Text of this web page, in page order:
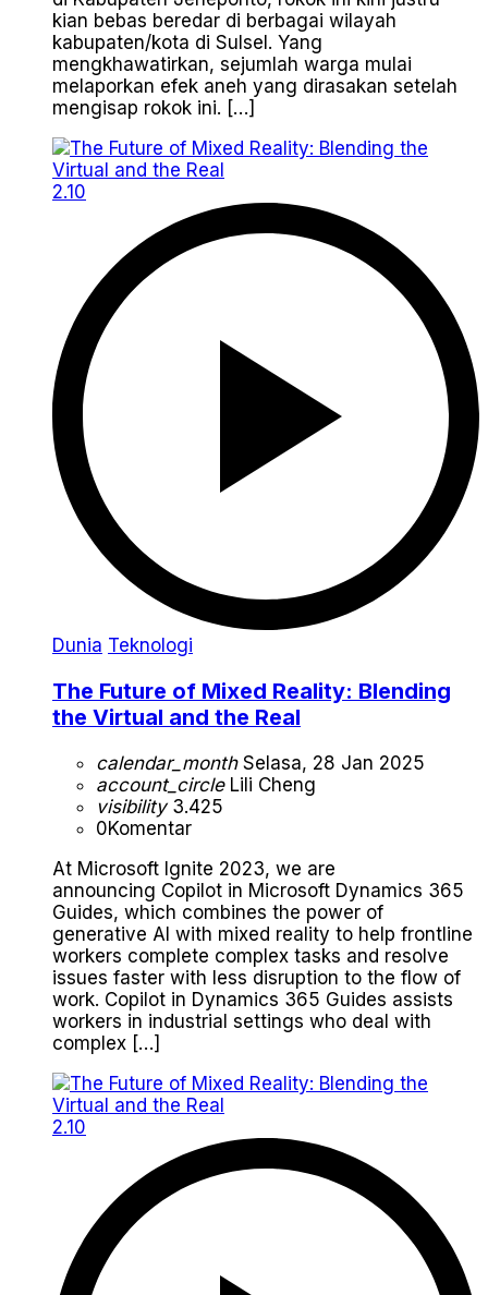
kian bebas beredar di berbagai wilayah
kabupaten/kota di Sulsel. Yang
mengkhawatirkan, sejumlah warga mulai
melaporkan efek aneh yang dirasakan setelah
mengisap rokok ini. […]
2.10
Dunia Teknologi
The Future of Mixed Reality: Blending
the Virtual and the Real
calendar_monthSelasa, 28 Jan 2025
account_circleLili Cheng
visibility3.425
0Komentar
At Microsoft Ignite 2023, we are
announcing Copilot in Microsoft Dynamics 365
Guides, which combines the power of
generative AI with mixed reality to help frontline
workers complete complex tasks and resolve
issues faster with less disruption to the flow of
work. Copilot in Dynamics 365 Guides assists
workers in industrial settings who deal with
complex […]
2.10